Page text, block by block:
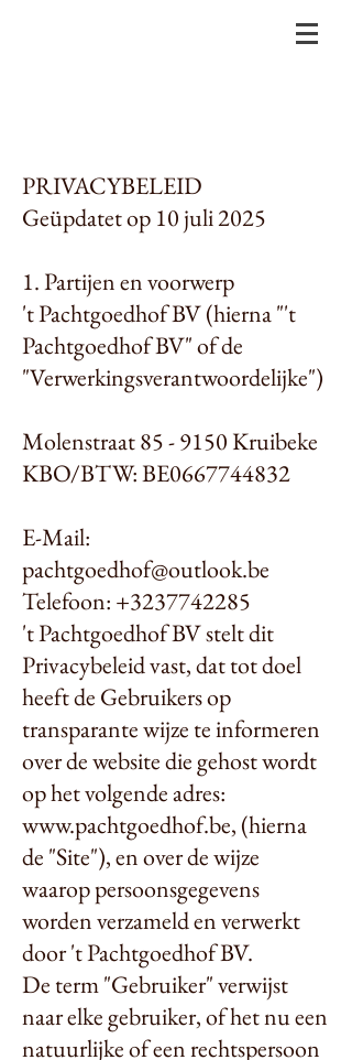
PRIVACYBELEID
Geüpdatet op 10 juli 2025
1. Partijen en voorwerp
't Pachtgoedhof BV (hierna "'t
Pachtgoedhof BV" of de
"Verwerkingsverantwoordelijke")
Molenstraat 85 - 9150 Kruibeke
KBO/BTW: BE0667744832
E-Mail:
pachtgoedhof@outlook.be
Telefoon: +3237742285
't Pachtgoedhof BV stelt dit
Privacybeleid vast, dat tot doel
heeft de Gebruikers op
transparante wijze te informeren
over de website die gehost wordt
op het volgende adres:
www.pachtgoedhof.be, (hierna
de "Site"), en over de wijze
waarop persoonsgegevens
worden verzameld en verwerkt
door 't Pachtgoedhof BV.
De term "Gebruiker" verwijst
naar elke gebruiker, of het nu een
natuurlijke of een rechtspersoon